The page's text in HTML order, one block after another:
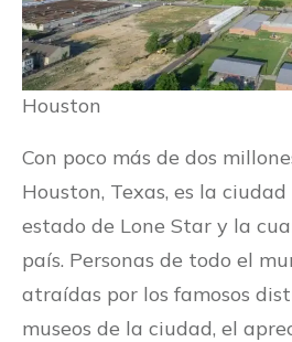
Houston
Con poco más de dos
Houston, Texas, es la
estado de Lone Star y la
país. Personas de todo el
atraídas por los famosos
museos de la ciudad, el